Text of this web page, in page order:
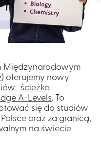
Międzynarodowym
) oferujemy nowy
ścieżka
A-Levels. To
się do studiów
oraz za granicą,
na świecie